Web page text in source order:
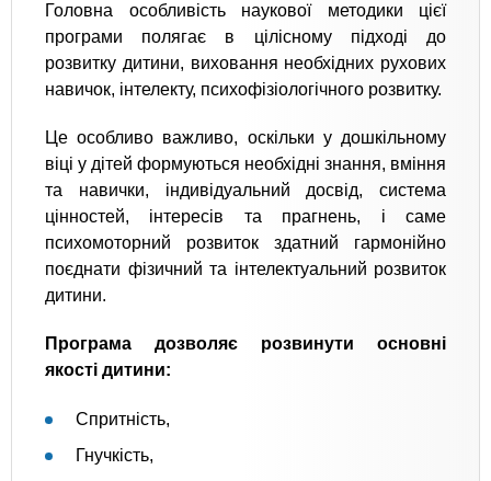
Головна особливість наукової методики цієї
програми полягає в цілісному підході до
розвитку дитини, виховання необхідних рухових
навичок, інтелекту, психофізіологічного розвитку.
Це особливо важливо, оскільки у дошкільному
віці у дітей формуються необхідні знання, вміння
та навички, індивідуальний досвід, система
цінностей, інтересів та прагнень, і саме
психомоторний розвиток здатний гармонійно
поєднати фізичний та інтелектуальний розвиток
дитини.
Програма дозволяє розвинути основні
якості дитини:
Спритність,
Гнучкість,